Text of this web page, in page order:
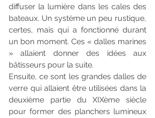
diffuser la lumière dans les cales des
bateaux. Un système un peu rustique,
certes, mais qui a fonctionné durant
un bon moment. Ces « dalles marines
» allaient donner des idées aux
bâtisseurs pour la suite.
Ensuite, ce sont les grandes dalles de
verre qui allaient être utilisées dans la
deuxième partie du XIXème siècle
pour former des planchers lumineux